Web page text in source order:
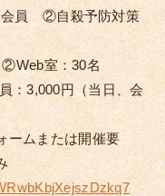
員 ②自殺予防対策
室：30名
3,000円（当日、会
ムまたは開催要